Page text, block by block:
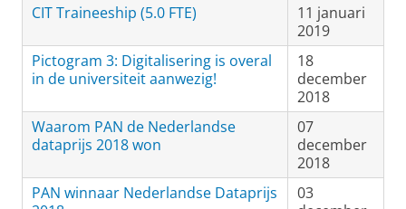
CIT Traineeship (5.0 FTE)
11 januari
2019
Pictogram 3: Digitalisering is overal
in de universiteit aanwezig!
18
december
2018
Waarom PAN de Nederlandse
dataprijs 2018 won
07
december
2018
PAN winnaar Nederlandse Dataprijs
03